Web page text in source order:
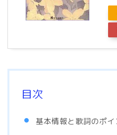
目次
基本情報と歌詞のポイ